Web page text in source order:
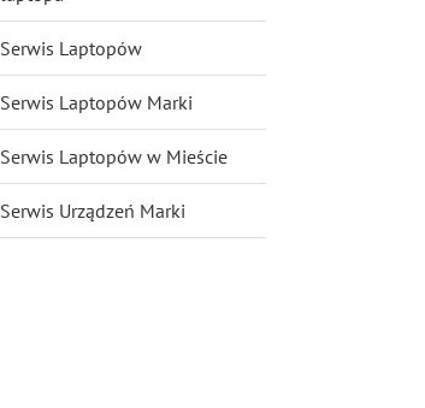
Serwis Laptopów
Serwis Laptopów Marki
Serwis Laptopów w Mieście
Serwis Urządzeń Marki